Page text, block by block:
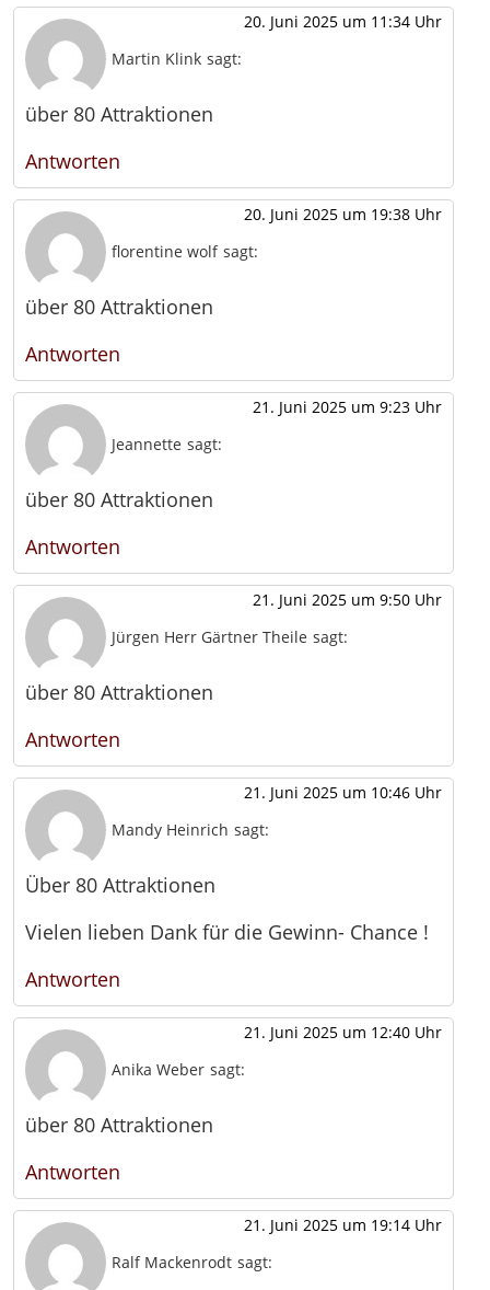
Martin Klink sagt:
20. Juni 2025 um 11:34 Uhr
über 80 Attraktionen
Antworten
florentine wolf sagt:
20. Juni 2025 um 19:38 Uhr
über 80 Attraktionen
Antworten
Jeannette sagt:
21. Juni 2025 um 9:23 Uhr
über 80 Attraktionen
Antworten
Jürgen Herr Gärtner Theile sagt:
21. Juni 2025 um 9:50 Uhr
über 80 Attraktionen
Antworten
Mandy Heinrich sagt:
21. Juni 2025 um 10:46 Uhr
Über 80 Attraktionen
Vielen lieben Dank für die Gewinn- Chance !
Antworten
Anika Weber sagt:
21. Juni 2025 um 12:40 Uhr
über 80 Attraktionen
Antworten
Ralf Mackenrodt sagt:
21. Juni 2025 um 19:14 Uhr